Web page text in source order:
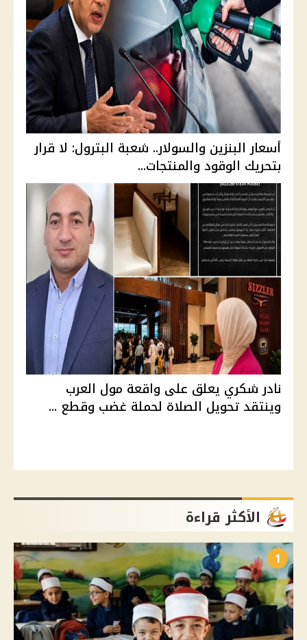
أسعار البنزين والسولار.. شعبة البترول: لا قرار
بتحريك الوقود والمنتجات...
نادر شكري يعلق على واقعة مول العرب
وينتقد تحويل الصلاة لحملة غضب وقطع ...
الأكثر قراءة
1